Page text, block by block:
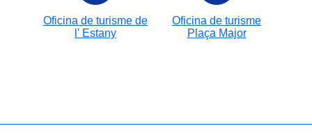
Oficina de turisme de
l' Estany
Oficina de turisme
Plaça Major